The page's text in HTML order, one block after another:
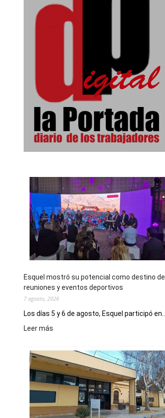
Esquel mostró su potencial como destino de
reuniones y eventos deportivos
7 agosto, 2026
Los días 5 y 6 de agosto, Esquel participó en...
Leer más
su
potencial
como
destino
de
reuniones